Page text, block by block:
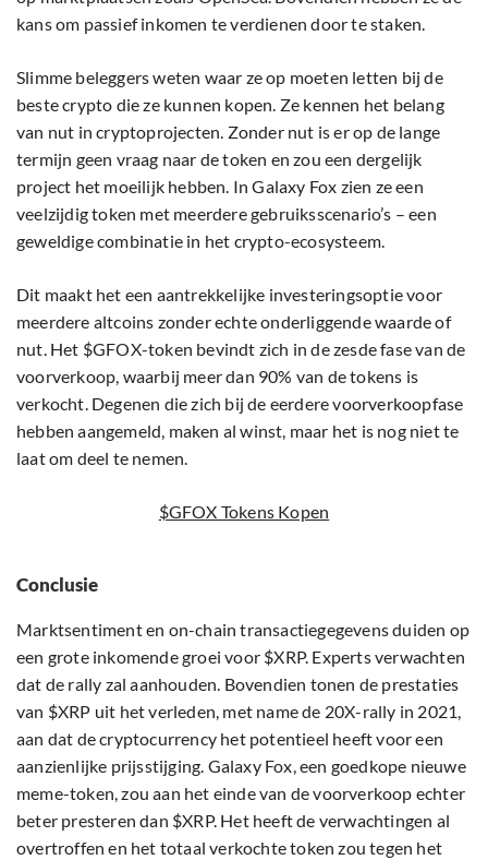
kans om passief inkomen te verdienen door te staken.
Slimme beleggers weten waar ze op moeten letten bij de
beste crypto die ze kunnen kopen. Ze kennen het belang
van nut in cryptoprojecten. Zonder nut is er op de lange
termijn geen vraag naar de token en zou een dergelijk
project het moeilijk hebben. In Galaxy Fox zien ze een
veelzijdig token met meerdere gebruiksscenario’s – een
geweldige combinatie in het crypto-ecosysteem.
Dit maakt het een aantrekkelijke investeringsoptie voor
meerdere altcoins zonder echte onderliggende waarde of
nut. Het $GFOX-token bevindt zich in de zesde fase van de
voorverkoop, waarbij meer dan 90% van de tokens is
verkocht. Degenen die zich bij de eerdere voorverkoopfase
hebben aangemeld, maken al winst, maar het is nog niet te
laat om deel te nemen.
$GFOX Tokens Kopen
Conclusie
Marktsentiment en on-chain transactiegegevens duiden op
een grote inkomende groei voor $XRP. Experts verwachten
dat de rally zal aanhouden. Bovendien tonen de prestaties
van $XRP uit het verleden, met name de 20X-rally in 2021,
aan dat de cryptocurrency het potentieel heeft voor een
aanzienlijke prijsstijging. Galaxy Fox, een goedkope nieuwe
meme-token, zou aan het einde van de voorverkoop echter
beter presteren dan $XRP. Het heeft de verwachtingen al
overtroffen en het totaal verkochte token zou tegen het